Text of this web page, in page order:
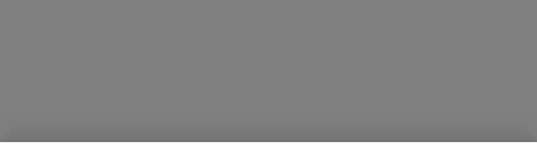
e-mail:firma@cedc.com